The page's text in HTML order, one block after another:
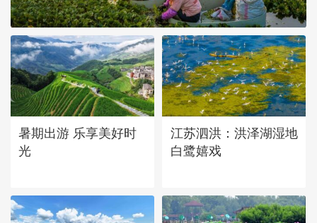
立秋近 采菱忙
暑期出游 乐享美好时
光
江苏泗洪：洪泽湖湿地
白鹭嬉戏